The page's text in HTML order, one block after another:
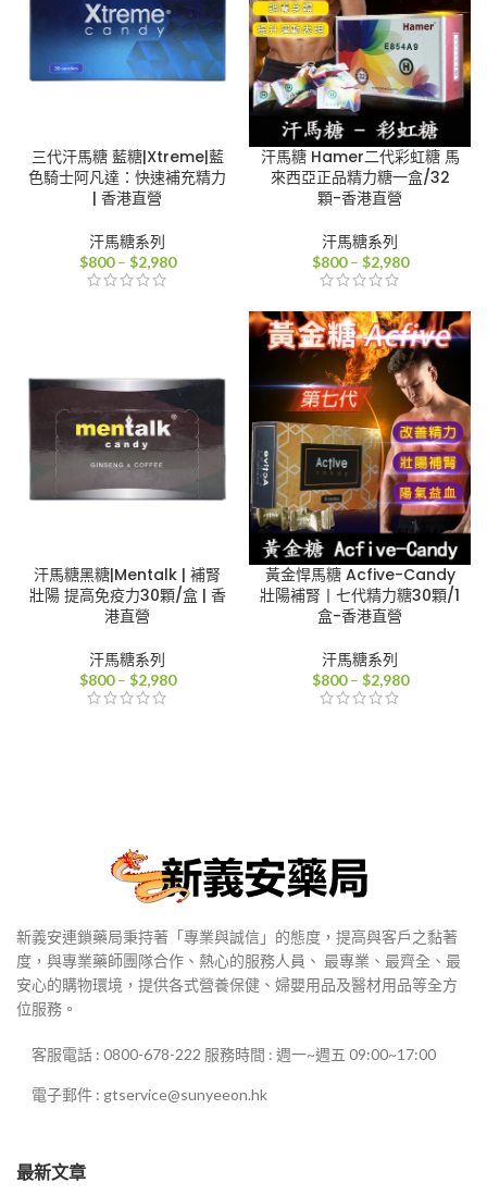
三代汗馬糖 藍糖|Xtreme|藍
色騎士阿凡達：快速補充精力
| 香港直營
汗馬糖系列
$800 – $2,980價
$2,980
汗馬糖 Hamer二代彩虹糖 馬
來西亞正品精力糖一盒/32
顆-香港直營
汗馬糖系列
$800 – $2,980價
圍：
$800
到
$2,980
汗馬糖黑糖|Mentalk | 補腎
壯陽 提高免疫力30顆/盒 | 香
港直營
汗馬糖系列
$800 – $2,980價
黃金悍馬糖 Acfive-Candy
壯陽補腎丨七代精力糖30顆/1
盒-香港直營
汗馬糖系列
$800 – $2,980價
新義安連鎖藥局秉持著「專業與誠信」的態度，提高與客戶之黏著
度，與專業藥師團隊合作、熱心的服務人員、 最專業、最齊全、最
安心的購物環境，提供各式營養保健、婦嬰用品及醫材用品等全方
位服務。
客服電話 : 0800-678-222 服務時間 : 週一~週五 09:00~17:00
電子郵件 : gtservice@sunyeeon.hk
最新文章